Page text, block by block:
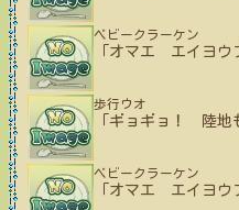
ベビークラーケン
「オマエ エイヨウ
歩行ウオ
「ギョギョ！ 陸地
ベビークラーケン
「オマエ エイヨウ